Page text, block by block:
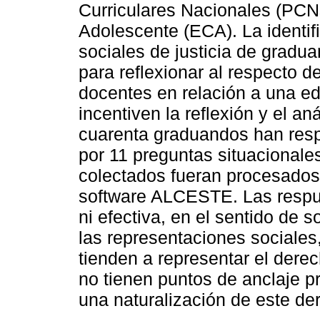
Curriculares Nacionales
Adolescente (ECA). La
sociales de justicia de
para reflexionar al respecto
docentes en relación a una
incentiven la reflexión y el
cuarenta graduandos han
por 11 preguntas
colectados fueran
software ALCESTE. Las
ni efectiva, en el sentido de
las representaciones
tienden a representar el
no tienen puntos de anclaje
una naturalización de este